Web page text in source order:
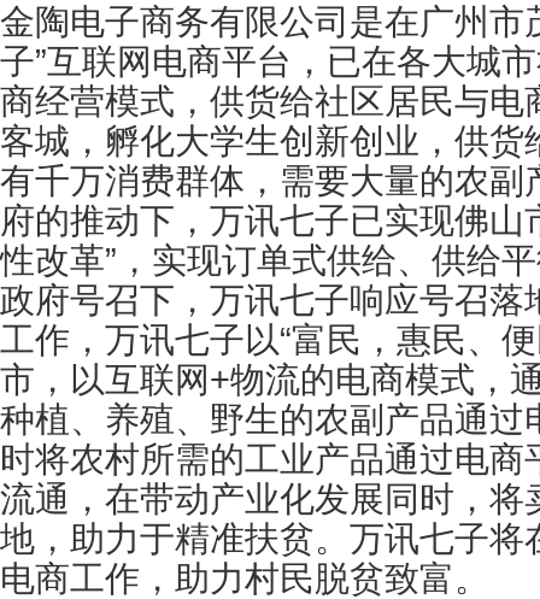
金陶电子商务有限公司是在广州
子”互联网电商平台，已在各大城
商经营模式，供货给社区居民与
客城，孵化大学生创新创业，供
有千万消费群体，需要大量的农
府的推动下，万讯七子已实现佛
性改革”，实现订单式供给、供给
政府号召下，万讯七子响应号召
工作，万讯七子以“富民，惠民、
市，以互联网+物流的电商模式，
种植、养殖、野生的农副产品通
时将农村所需的工业产品通过电
流通，在带动产业化发展同时，
地，助力于精准扶贫。万讯七子将
电商工作，助力村民脱贫致富。